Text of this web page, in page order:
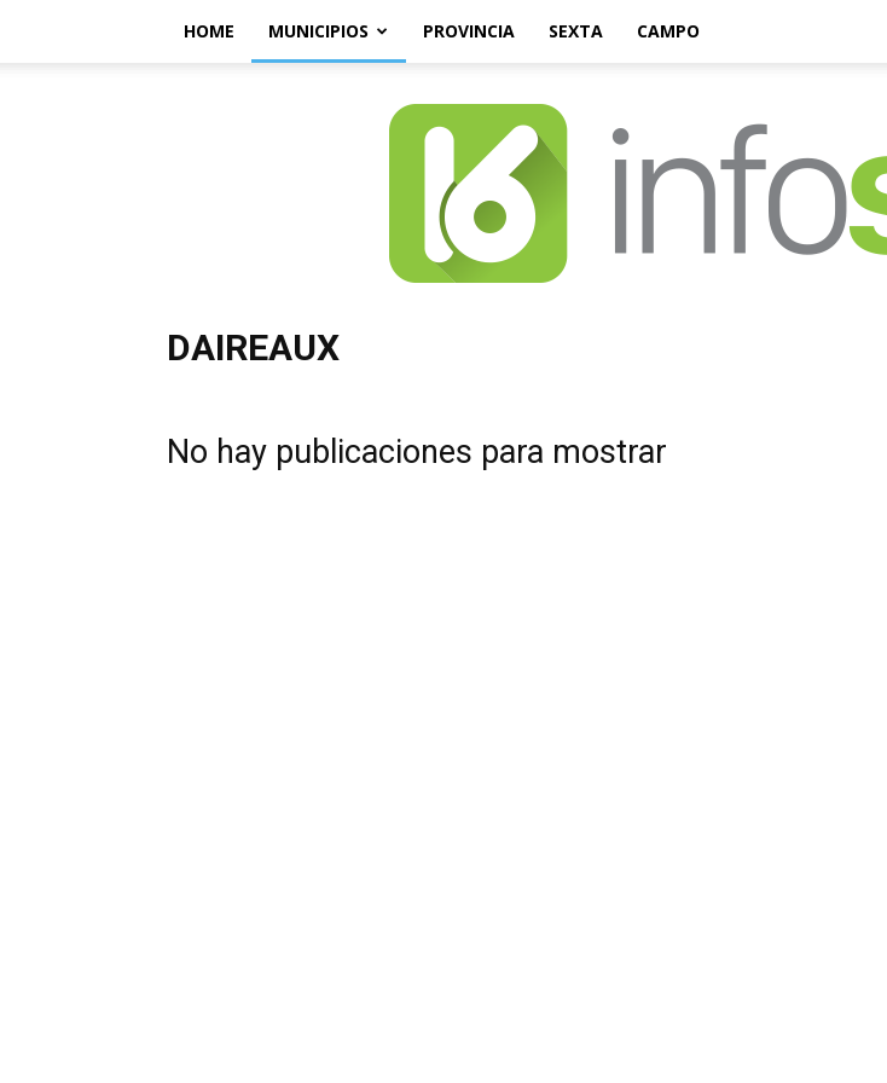
HOME MUNICIPIOS PROVINCIA SEXTA CAMPO
DAIREAUX
No hay publicaciones para mostrar